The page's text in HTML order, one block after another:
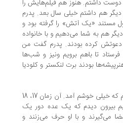
هنوز هم فیلم‌هایش را
داشتم خیلی سال بعد. پدرم
«یک آتش» را گرفته بود و
به شما می‌دهیم و با خانواده
کرده بودند. پدرم گفت من
تا باهم برویم ونیز و شب‌ها
بودند برت لنکستر و کلودیا
یک شب یک فیلم روسی دیدیم که خیلی خوشم آمد. آن زمان 17، 18
دیدم که یک عده دور یک
و با او حرف می‌زنند و